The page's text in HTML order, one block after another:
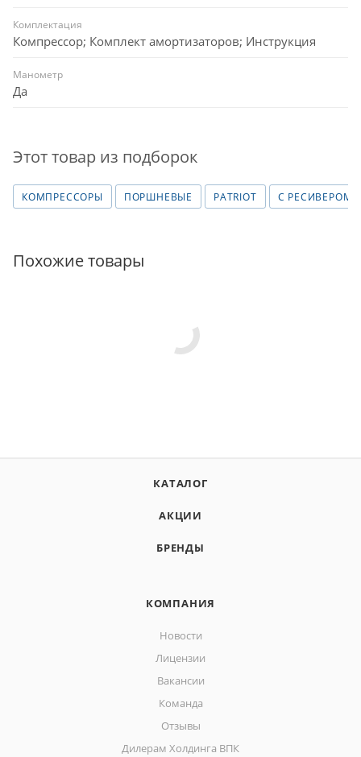
Комплектация
Компрессор; Комплект амортизаторов; Инструкция
Манометр
Да
Этот товар из подборок
КОМПРЕССОРЫ ПОРШНЕВЫЕ PATRIOT С РЕСИВЕРОМ
Похожие товары
КАТАЛОГ
АКЦИИ
БРЕНДЫ
КОМПАНИЯ
Новости
Лицензии
Вакансии
Команда
Отзывы
Дилерам Холдинга ВПК